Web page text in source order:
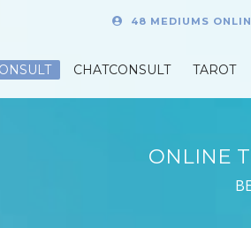
48 MEDIUMS
CHATCONSULT TAROT
ONLINE